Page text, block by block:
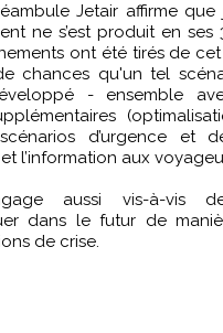
Jetair affirme que
ne s’est produit en ses
ont été tirés de cet
chances qu'un tel
- ensemble
d’urgence et
et l’information aux
aussi vis-à-vis
dans le futur de
de crise.